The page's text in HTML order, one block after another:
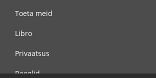
Toeta meid
Libro
Privaatsus
Reeglid